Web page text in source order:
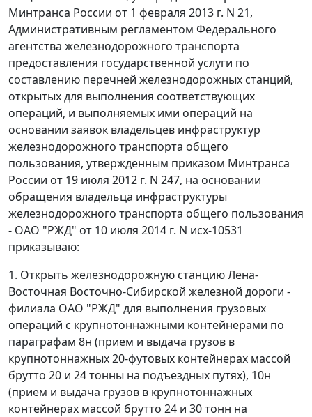
Минтранса России от 1 февраля 2013 г. N 21,
Административным регламентом Федерального
агентства железнодорожного транспорта
предоставления государственной услуги по
составлению перечней железнодорожных станций,
открытых для выполнения соответствующих
операций, и выполняемых ими операций на
основании заявок владельцев инфраструктур
железнодорожного транспорта общего
пользования, утвержденным приказом Минтранса
России от 19 июля 2012 г. N 247, на основании
обращения владельца инфраструктуры
железнодорожного транспорта общего пользования
- ОАО "РЖД" от 10 июля 2014 г. N исх-10531
приказываю:
1. Открыть железнодорожную станцию Лена-
Восточная Восточно-Сибирской железной дороги -
филиала ОАО "РЖД" для выполнения грузовых
операций с крупнотоннажными контейнерами по
параграфам 8н (прием и выдача грузов в
крупнотоннажных 20-футовых контейнерах массой
брутто 20 и 24 тонны на подъездных путях), 10н
(прием и выдача грузов в крупнотоннажных
контейнерах массой брутто 24 и 30 тонн на